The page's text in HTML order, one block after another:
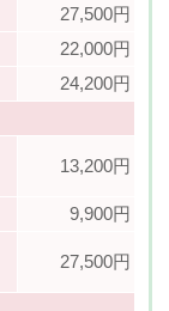
27,500円
22,000円
24,200円
13,200円
9,900円
27,500円